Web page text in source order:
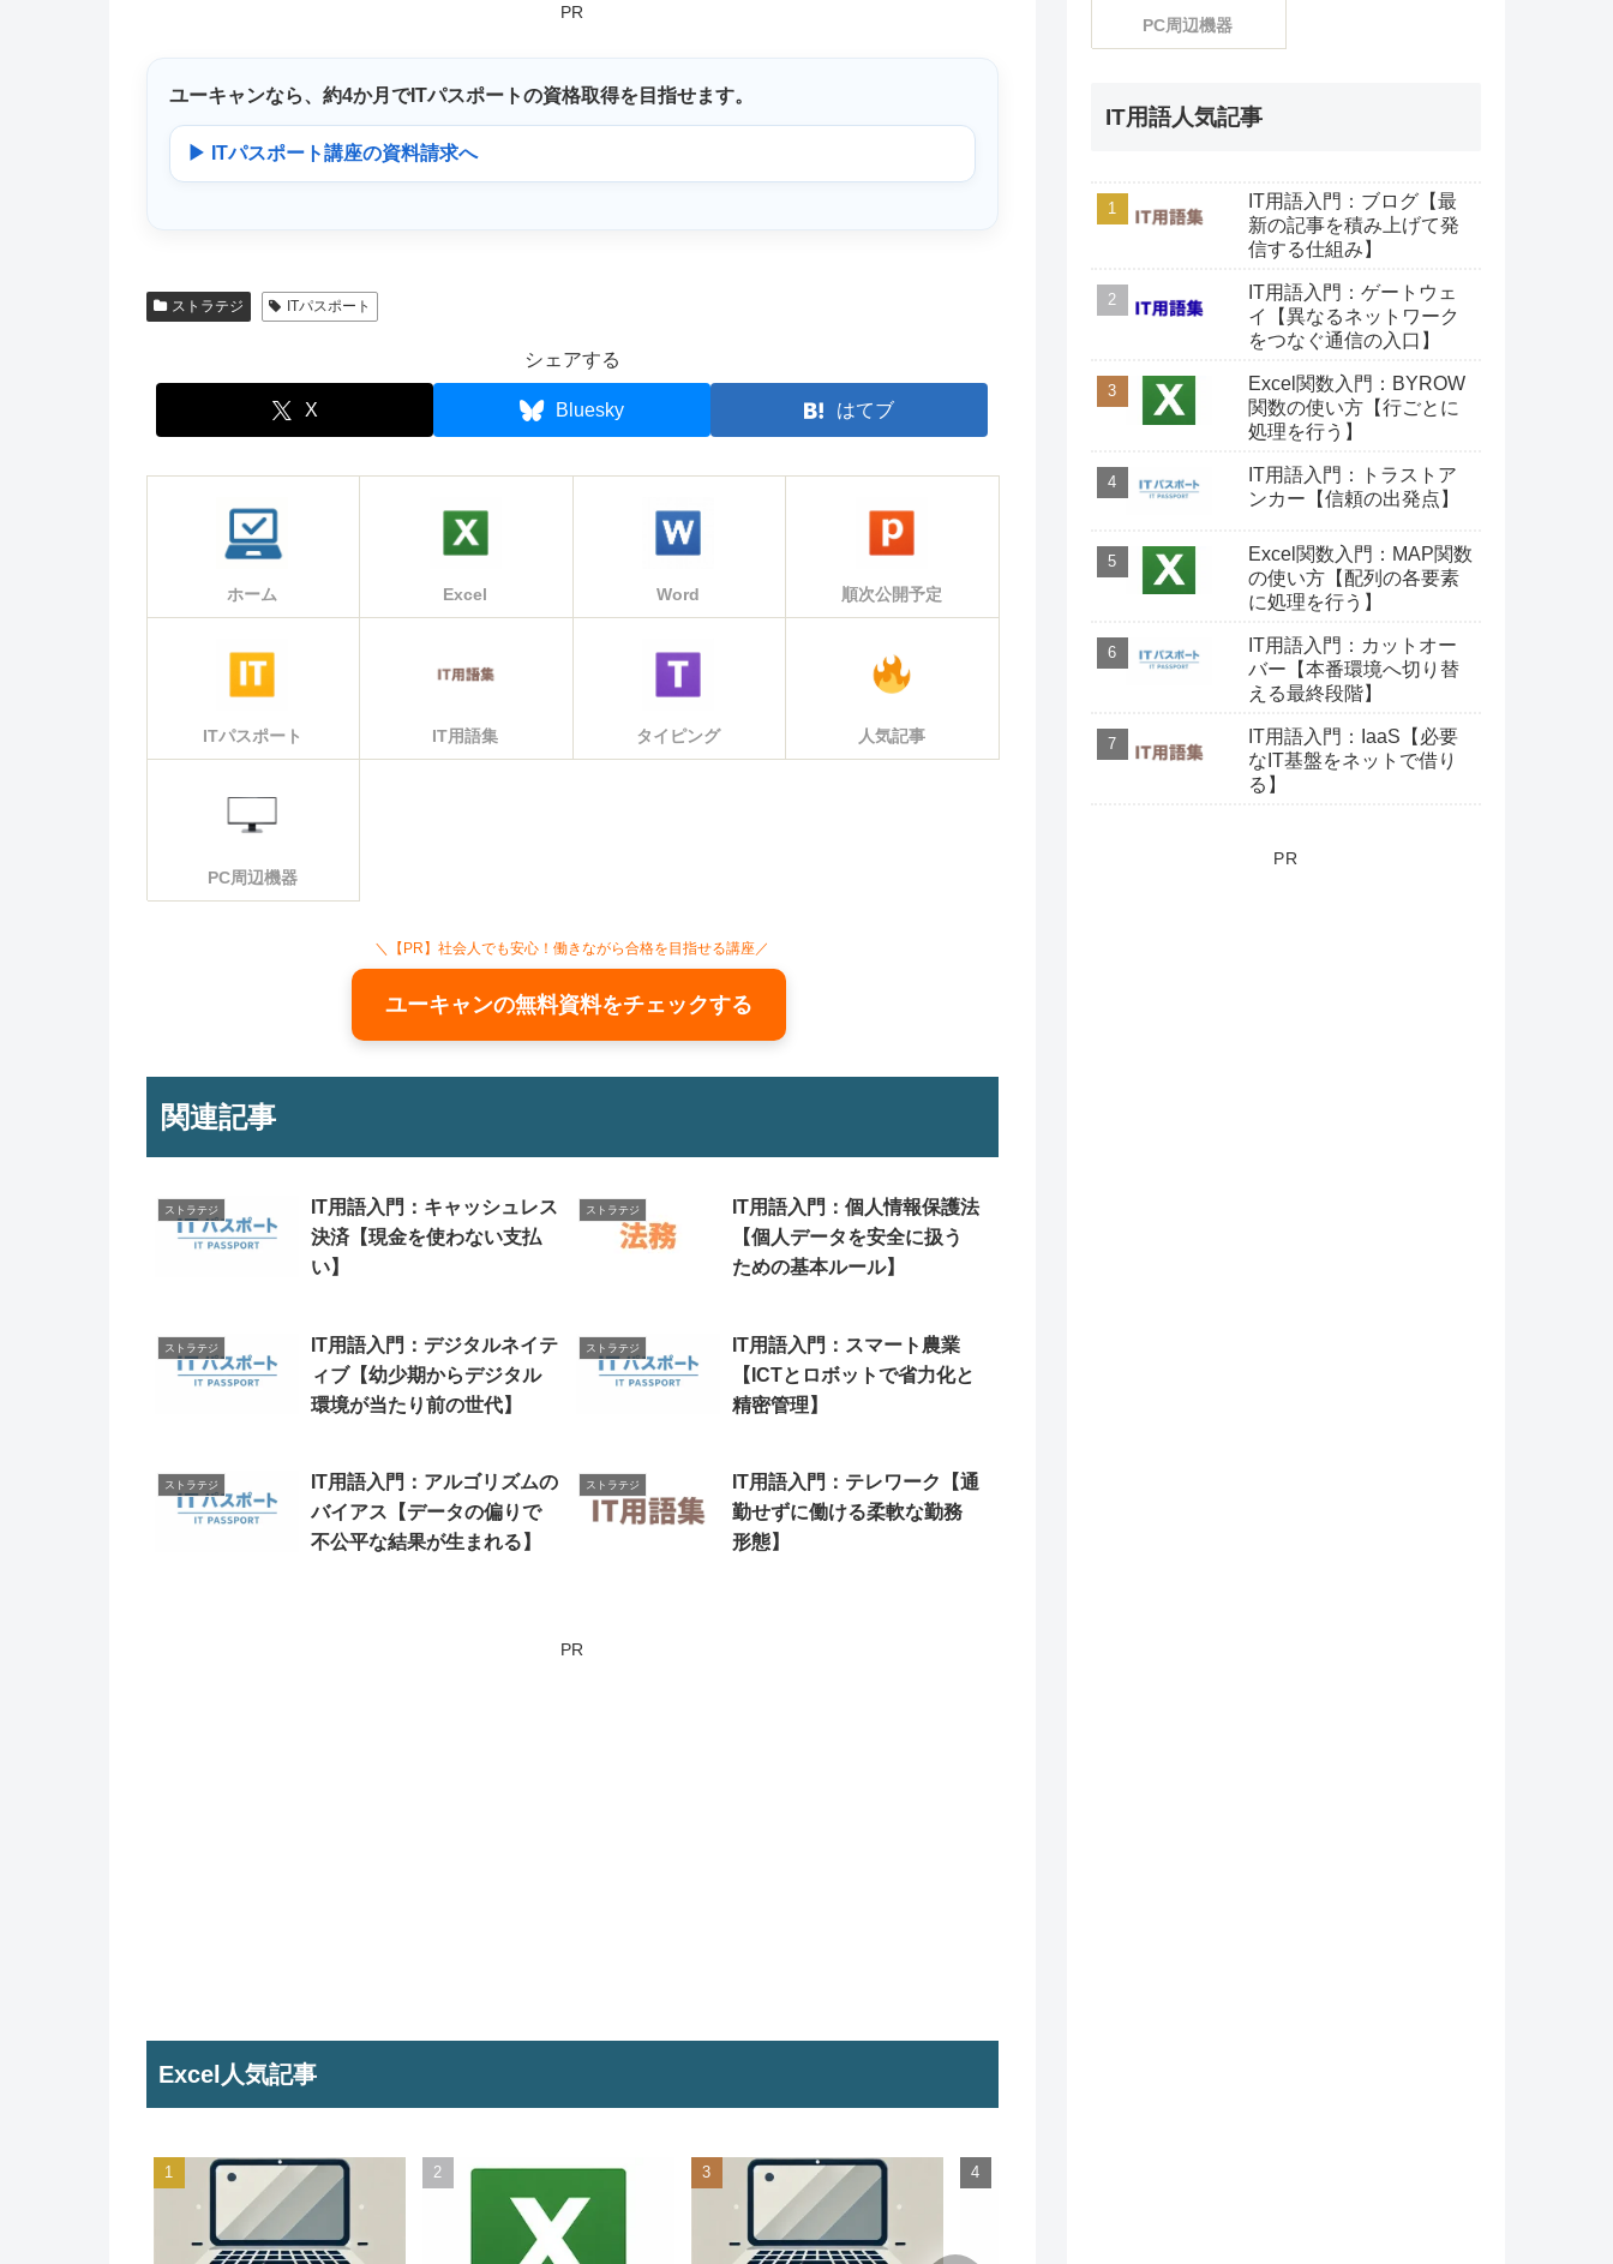
PR
ユーキャンなら、 約4か月 でITパスポートの資格取得を目指せます。
▶ ITパスポート講座の資料請求へ
ストラテジ ITパスポート
シェアする
X Bluesky はてブ
ホーム Excel Word 順次公開予定
ITパスポート IT用語集 タイピング 人気記事
PC周辺機器
＼【PR】社会人でも安心！働きながら合格を目指せる講座／
ユーキャンの無料資料をチェックする
関連記事
ストラテジ
IT用語入門：キャッシュレス
決済【現金を使わない支払
い】
ストラテジ
IT用語入門：個人情報保護法
【個人データを安全に扱う
ための基本ルール】
ストラテジ
IT用語入門：デジタルネイテ
ィブ【幼少期からデジタル
環境が当たり前の世代】
ストラテジ
IT用語入門：スマート農業
【ICTとロボットで省力化と
精密管理】
ストラテジ
IT用語入門：アルゴリズムの
バイアス【データの偏りで
不公平な結果が生まれる】
ストラテジ
IT用語入門：テレワーク【通
勤せずに働ける柔軟な勤務
形態】
PR
Excel人気記事
PC周辺機器
IT用語人気記事
IT用語入門：ブログ【最
新の記事を積み上げて発
信する仕組み】
IT用語入門：ゲートウェ
イ【異なるネットワーク
をつなぐ通信の入口】
Excel関数入門：BYROW
関数の使い方【行ごとに
処理を行う】
IT用語入門：トラストア
ンカー【信頼の出発点】
Excel関数入門：MAP関数
の使い方【配列の各要素
に処理を行う】
IT用語入門：カットオー
バー【本番環境へ切り替
える最終段階】
IT用語入門：IaaS【必要
なIT基盤をネットで借り
る】
PR